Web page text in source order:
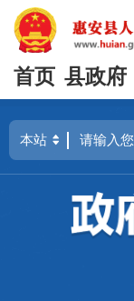
首页 县政府